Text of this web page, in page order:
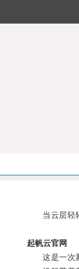
当云层轻轻
起帆云官网
这是一次新